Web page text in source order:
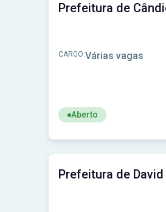
Aberto
CARGO:Várias vagas